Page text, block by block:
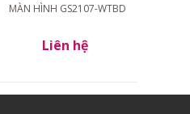
MÀN HÌNH GS2107-WTBD
Liên hệ